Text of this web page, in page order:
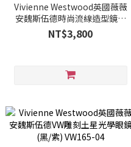
Vivienne Westwood英國薇薇
安魏斯伍德時尚流線造型鏡框
光學眼鏡(黑/橘) VW208-04
NT$3,800